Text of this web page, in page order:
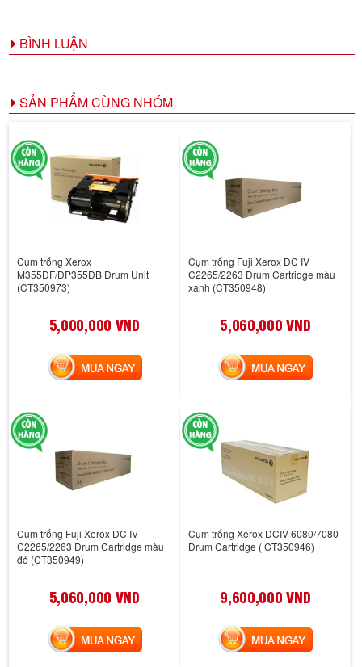
BÌNH LUẬN
SẢN PHẨM CÙNG NHÓM
Cụm trống Xerox
M355DF/DP355DB Drum Unit
(CT350973)
5,000,000 VND
MUA NGAY
Cụm trống Fuji Xerox DC IV
C2265/2263 Drum Cartridge màu
xanh (CT350948)
5,060,000 VND
MUA NGAY
Cụm trống Fuji Xerox DC IV
C2265/2263 Drum Cartridge màu
đỏ (CT350949)
5,060,000 VND
MUA NGAY
Cụm trống Xerox DCIV 6080/7080
Drum Cartridge ( CT350946)
9,600,000 VND
MUA NGAY